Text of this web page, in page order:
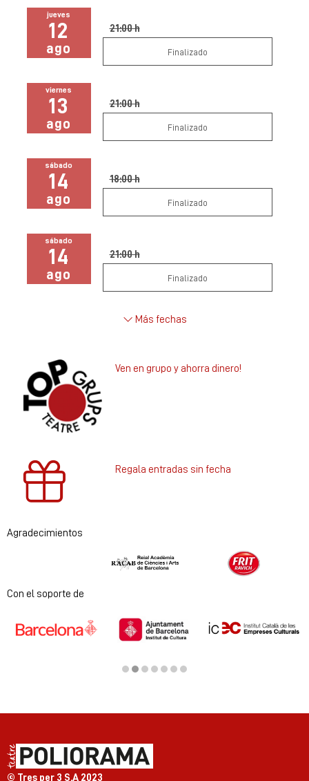
jueves
12
ago
21:00 h
Finalizado
viernes
13
ago
21:00 h
Finalizado
sábado
14
ago
18:00 h
Finalizado
sábado
14
ago
21:00 h
Finalizado
Más fechas
Ven en grupo y ahorra dinero!
Regala entradas sin fecha
Agradecimientos
Diapositiva 1 de 2
Con el soporte de
© Tres per 3 S.A 2023